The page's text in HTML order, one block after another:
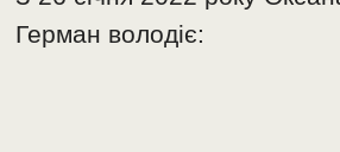
Герман володіє: